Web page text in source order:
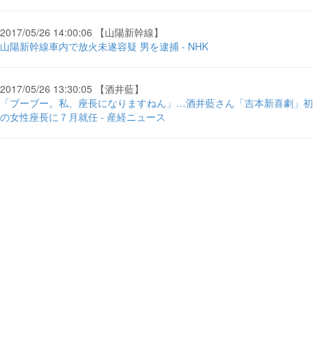
2017/05/26 14:00:06 【山陽新幹線】
山陽新幹線車内で放火未遂容疑 男を逮捕 - NHK
2017/05/26 13:30:05 【酒井藍】
「ブーブー。私、座長になりますねん」…酒井藍さん「吉本新喜劇」初
の女性座長に７月就任 - 産経ニュース